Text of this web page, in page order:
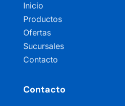
Inicio
Productos
Ofertas
Sucursales
Contacto
Contacto